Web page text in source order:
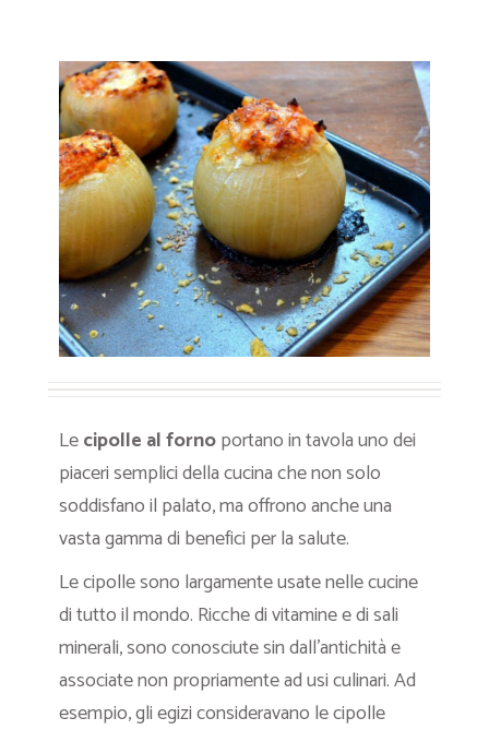
Lecipolle al fornoportano in tavola uno dei
piaceri semplici della cucina che non solo
soddisfano il palato, ma offrono anche una
vasta gamma di benefici per la salute.
Le cipolle sono largamente usate nelle cucine
di tutto il mondo. Ricche di vitamine e di sali
minerali, sono conosciute sin dall’antichità e
associate non propriamente ad usi culinari. Ad
esempio, gli egizi consideravano le cipolle